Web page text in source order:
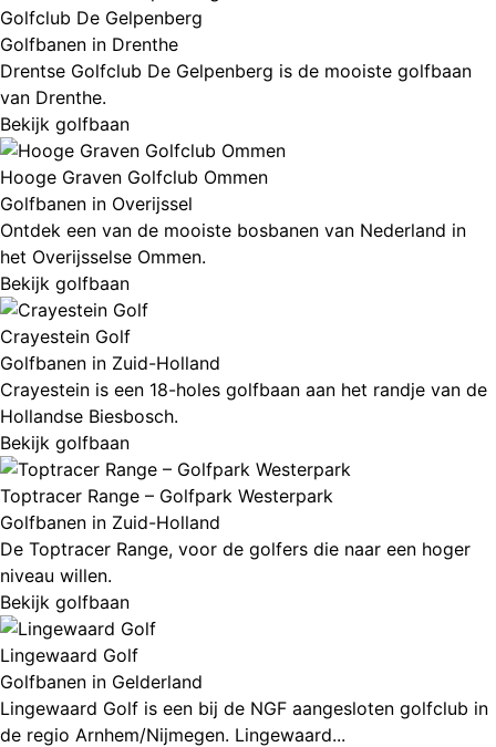
Golfclub De Gelpenberg
Golfbanen in Drenthe
Drentse Golfclub De Gelpenberg is de mooiste golfbaan
van Drenthe.
Bekijk golfbaan
Hooge Graven Golfclub Ommen
Golfbanen in Overijssel
Ontdek een van de mooiste bosbanen van Nederland in
het Overijsselse Ommen.
Bekijk golfbaan
Crayestein Golf
Golfbanen in Zuid-Holland
Crayestein is een 18-holes golfbaan aan het randje van de
Hollandse Biesbosch.
Bekijk golfbaan
Toptracer Range – Golfpark Westerpark
Golfbanen in Zuid-Holland
De Toptracer Range, voor de golfers die naar een hoger
niveau willen.
Bekijk golfbaan
Lingewaard Golf
Golfbanen in Gelderland
Lingewaard Golf is een bij de NGF aangesloten golfclub in
de regio Arnhem/Nijmegen. Lingewaard...